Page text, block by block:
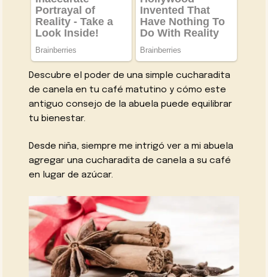
Descubre el poder de una simple cucharadita
de canela en tu café matutino y cómo este
antiguo consejo de la abuela puede equilibrar
tu bienestar.
Desde niña, siempre me intrigó ver a mi abuela
agregar una cucharadita de canela a su café
en lugar de azúcar.